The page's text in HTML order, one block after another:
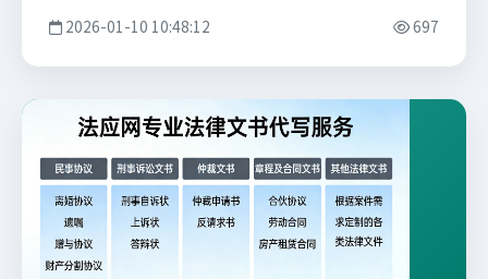
2026-01-10 10:48:12 697